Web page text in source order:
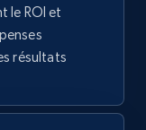
by
le ROI et
résultats